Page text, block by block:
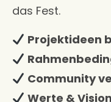
das Fest.
Projektideen
Community
Werte &